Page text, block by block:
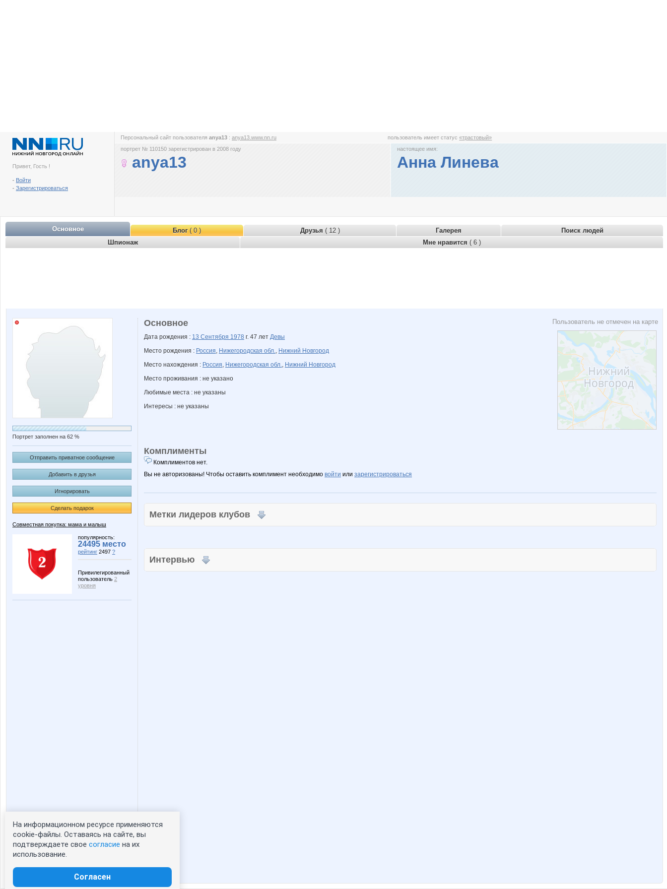
Привет, Гость !
- Войти
- Зарегистрироваться
Персональный сайт пользователя anya13 : anya13.www.nn.ru пользователь имеет статус«трастовый»
портрет № 110150 зарегистрирован в 2008 году
anya13
настоящее имя:
Анна Линева
Основное Блог( 0 ) Друзья ( 12 ) Галерея
Поиск людей
Шпионаж
Мне нравится ( 6 )
Портрет заполнен на 62 %
Отправить приватное сообщение
Добавить в друзья
Игнорировать
Сделать подарок
Совместная покупка: мама и малыш
популярность:
24495 место
рейтинг 2497 ?
Привилегированный
пользователь 2
уровня
Статистика портрета:
сейчас просматривают портрет - 0
зарегистрированные пользователи
Пользователь не отмечен на карте
Основное
Дата рождения : 13 Сентября 1978 г. 47 лет Девы
Место рождения : Россия, Нижегородская обл., Нижний Новгород
Место нахождения : Россия, Нижегородская обл., Нижний Новгород
Место проживания : не указано
Любимые места : не указаны
Интересы : не указаны
Комплименты
Комплиментов нет.
Вы не авторизованы! Чтобы оставить комплимент необходимо войти или зарегистрироваться
Метки лидеров клубов
Интервью
На информационном ресурсе применяются
cookie-файлы. Оставаясь на сайте, вы
подтверждаете свое согласие на их
использование.
Согласен